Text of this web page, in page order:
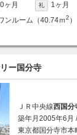
0ヶ月 礼
1ヶ月
ンルーム（40.74ｍ2 ）
ー国分寺
ＪＲ中央線西国分
築年月2005年6月
東京都国分寺市本